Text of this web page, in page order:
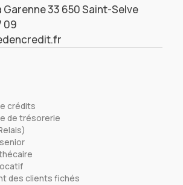
Garenne 33 650 Saint-Selve
09
crédits
de trésorerie
des clients fichés